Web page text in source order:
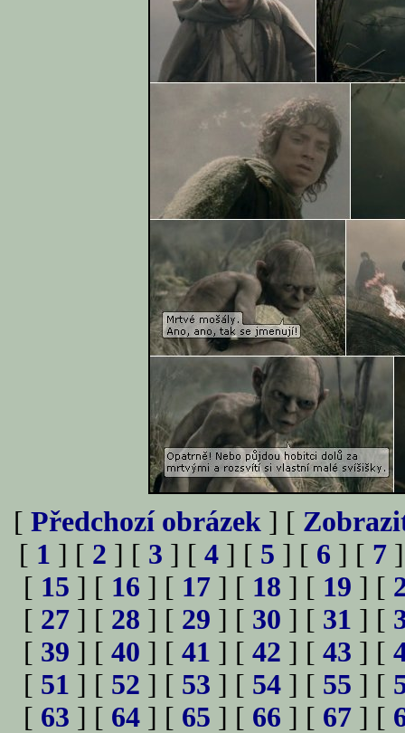
[ Předchozí obrázek ] [
[ 1 ] [ 2 ] [ 3 ] [ 4 ] [ 5 ] [ 6 ] [ 7
[ 15 ] [ 16 ] [ 17 ] [ 18 ] [ 19 ] [
[ 27 ] [ 28 ] [ 29 ] [ 30 ] [ 31 ] [
[ 39 ] [ 40 ] [ 41 ] [ 42 ] [ 43 ] [
[ 51 ] [ 52 ] [ 53 ] [ 54 ] [ 55 ] [
[ 63 ] [ 64 ] [ 65 ] [ 66 ] [ 67 ] [